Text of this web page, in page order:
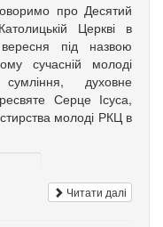
про Десятий
Церкві в
під назвою
сучасній молоді
духовне
Серце Ісуса,
молоді РКЦ в
Читати далі